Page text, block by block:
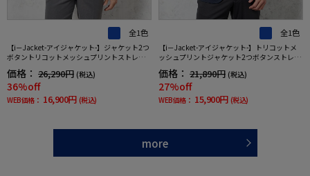
全1色
【i－Jacket-アイジャケット-】ジャケット2つ
ボタントリコットメッシュプリントストレッ
価格： 26,290円 (税込)
36%off
WEB価格： 16,900円 (税込)
全1色
【i－Jacket-アイジャケット-】トリコットメ
ッシュプリントジャケット2つボタンストレッ
価格： 21,890円 (税込)
27%off
WEB価格： 15,900円 (税込)
more